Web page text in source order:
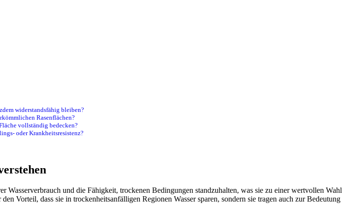
widerstandsfähig bleiben?
Rasenflächen?
vollständig bedecken?
oder Krankheitsresistenz?
und die Fähigkeit, trockenen Bedingungen standzuhalten, was sie zu einer wertvollen Wahl
Vorteil, dass sie in trockenheitsanfälligen Regionen Wasser sparen, sondern sie tragen auch zur Bedeutung